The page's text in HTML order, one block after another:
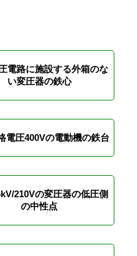
電路に施設する外箱のな
い変圧器の鉄心
電圧400Vの電動機の鉄台
210Vの変圧器の低圧側
の中性点